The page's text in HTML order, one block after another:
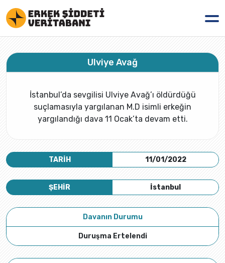
Ulviye Avağ
İstanbul’da sevgilisi Ulviye Avağ’ı öldürdüğü
suçlamasıyla yargılanan M.D isimli erkeğin
yargılandığı dava 11 Ocak’ta devam etti.
TARİH 11/01/2022
İstanbul
ŞEHİR
Davanın Durumu
Duruşma Ertelendi